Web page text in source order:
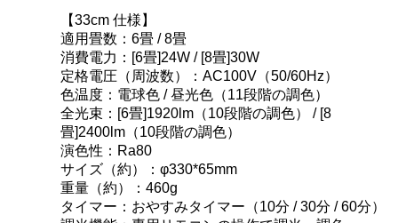
【33cm 仕様】
適用畳数：6畳 / 8畳
消費電力：[6畳]24W / [8畳]30W
定格電圧（周波数）：AC100V（50/60Hz）
色温度：電球色 / 昼光色（11段階の調色）
全光束：[6畳]1920lm（10段階の調色） / [8
畳]2400lm（10段階の調色）
演色性：Ra80
サイズ（約）：φ330*65mm
重量（約）：460g
タイマー：おやすみタイマー（10分 / 30分 / 60分）